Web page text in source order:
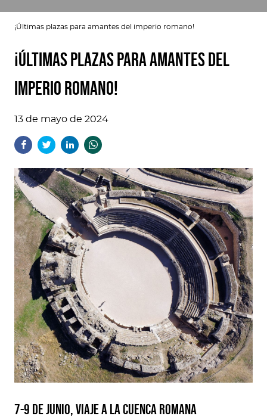
¡Últimas plazas para amantes del imperio romano!
¡Últimas plazas para amantes del
imperio romano!
13 de mayo de 2024
7-9 de junio, viaje a la cuenca romana